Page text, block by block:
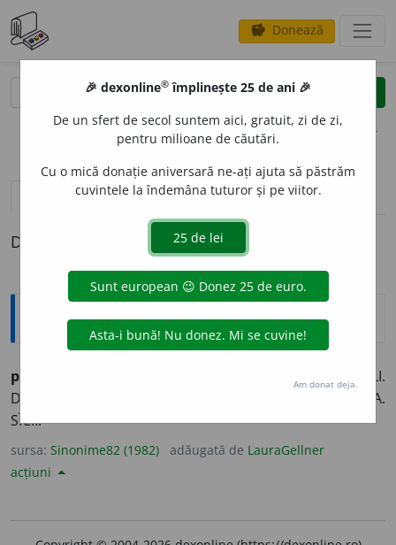
savings Donează
clear
opțiuni
definiții (1) pronunțievolume_up (34)
Definiția cu ID-ul 1018446:
Sinonime
pis
BATE. BĂTĂTORI. BĂTUCI. BODOGĂNI. CICĂLI.
DĂSCĂLI. DECORTICA. ÎNDESA. PIUA. PLICTISI. PRESA.
SÎCÎI.
sursa: Sinonime82 (1982) adăugată de LauraGellner
acțiuni
🎉 dexonline® împlinește 25 de ani 🎉
De un sfert de secol suntem aici, gratuit, zi de zi,
pentru milioane de căutări.
Cu o mică donație aniversară ne-ați ajuta să păstrăm
cuvintele la îndemâna tuturor și pe viitor.
Am donat deja.